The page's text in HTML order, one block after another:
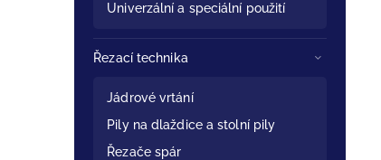
Univerzální a speciální použití
Řezací technika
Jádrové vrtání
Pily na dlaždice a stolní pily
Řezače spár